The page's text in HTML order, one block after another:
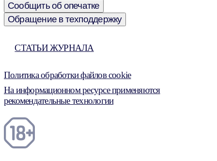
Сообщить об опечатке
Обращение в техподдержку
СТАТЬИ ЖУРНАЛА
Политика обработки файлов cookie
На информационном ресурсе применяются
рекомендательные технологии